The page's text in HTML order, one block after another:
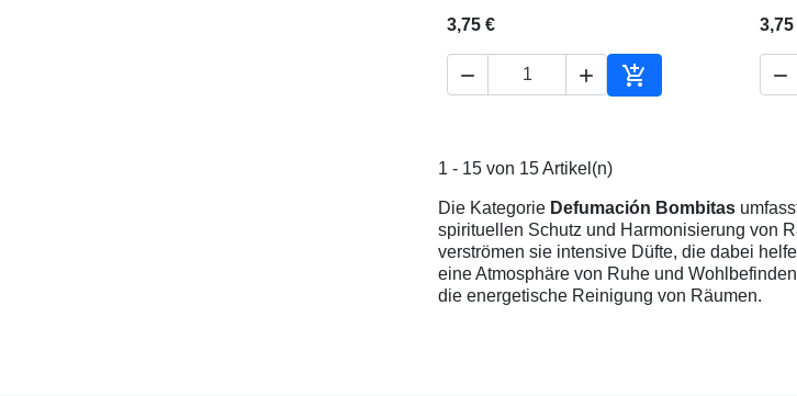
3,75 €
  
In den Warenkorb
3,75

1 - 15 von 15 Artikel(n)
Die Kategorie Defumación Bombitas
spirituellen Schutz und Harmonisierung von
verströmen sie intensive Düfte, die dabei
eine Atmosphäre von Ruhe und
die energetische Reinigung von Räumen.